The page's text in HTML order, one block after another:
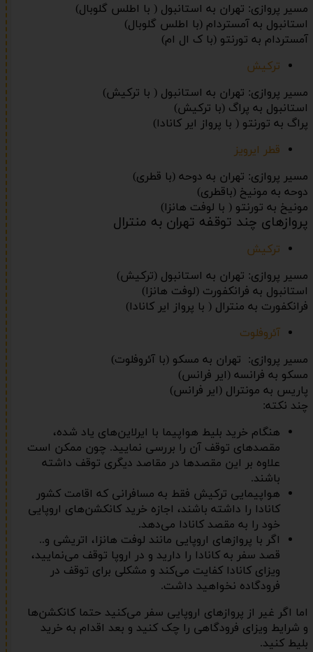
مسیر پروازی: تهران به استانبول ( با اطلس گلوبال)
استانبول به آمستردام (با اطلس گلوبال)
آمستردام به تورنتو (با ک ال ام)
ترکیش
مسیر پروازی: تهران به استانبول ( با ترکیش)
استانبول به پراگ (با ترکیش)
پراگ به تورنتو ( با پرواز ایر کانادا)
قطر ایرویز
مسیر پروازی: تهران به دوحه (با قطری)
دوحه به مونیخ (باقطری)
مونیخ به تورنتو ( با لوفت هانزا)
پروازهای چند توقفه تهران به منترال
ترکیش
مسیر پروازی: تهران به استانبول (ترکیش)
استانبول به فرانکفورت (لوفت هانزا)
فرانکفورت به منترال ( با پرواز ایر کانادا)
آئروفلوت
مسیر پروازی: تهران به مسکو (با آئروفلوت)
مسکو به فرانسه (ایر فرانس)
پاریس به مونترال (ایر فرانس)
چند نکته:
هنگام خرید بلیط هواپیما با ایرلاین‌های یاد شده،
مقصدهای توقف آن را بررسی نمایید. چون ممکن است
علاوه بر این مقصدها در مقاصد دیگری توقف داشته
باشند.
هواپیمایی ترکیش فقط به مسافرانی که اقامت کشور
کانادا را داشته باشند، اجازه خرید کانکشن‌های اروپایی
خود را به مقصد کانادا می‌دهد.
اگر با پروازهای اروپایی مانند لوفت هانزا، اتریشی و..
قصد سفر به کانادا را دارید و در اروپا توقف می‌نمایید،
ویزای کانادا کفایت می‌کند و مشکلی برای توقف در
فرودگاده نخواهید داشت.
اما اگر غیر از پروازهای اروپایی سفر می‌کنید حتما کانکشن‌ها
و شرایط ویزای فرودگاهی را چک کنید و بعد اقدام به خرید
بلیط کنید.